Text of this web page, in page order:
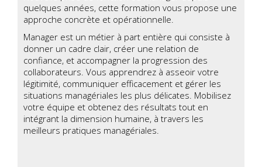
quelques années, cette formation vous propose une
approche concrète et opérationnelle.
Manager est un métier à part entière qui consiste à
donner un cadre clair, créer une relation de
confiance, et accompagner la progression des
collaborateurs. Vous apprendrez à asseoir votre
légitimité, communiquer efficacement et gérer les
situations managériales les plus délicates. Mobilisez
votre équipe et obtenez des résultats tout en
intégrant la dimension humaine, à travers les
meilleurs pratiques managériales.